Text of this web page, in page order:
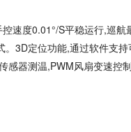
速度0.01°/S平稳运行,巡
3D定位功能,通过软件支
感器测温,PWM风扇变速